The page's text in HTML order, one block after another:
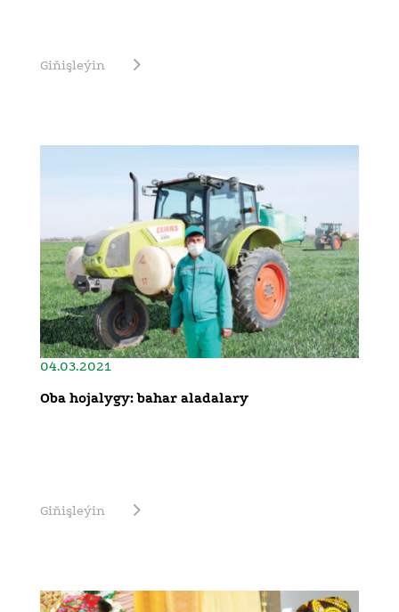
Giňişleýin
04.03.2021
Oba hojalygy: bahar aladalary
Giňişleýin